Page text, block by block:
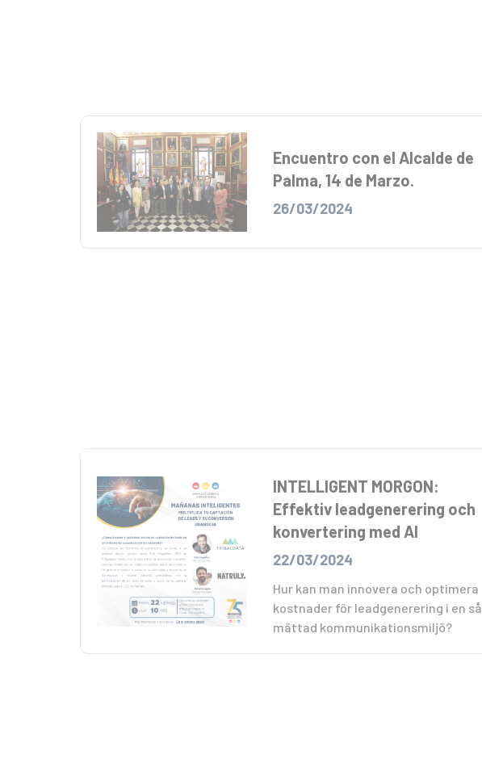
Encuentro con el Alcalde de
Palma, 14 de Marzo.
26/03/2024
INTELLIGENT MORGON:
Effektiv leadgenerering och
konvertering med AI
22/03/2024
Hur kan man innovera och optimera
kostnader för leadgenerering i en så
mättad kommunikationsmiljö?